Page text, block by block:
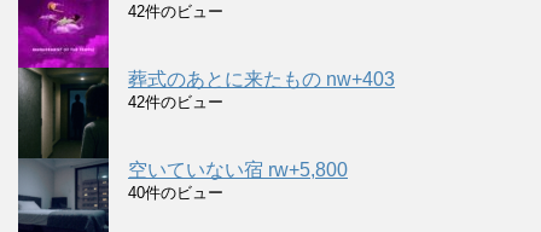
42件のビュー
葬式のあとに来たもの nw+403
42件のビュー
空いていない宿 rw+5,800
40件のビュー